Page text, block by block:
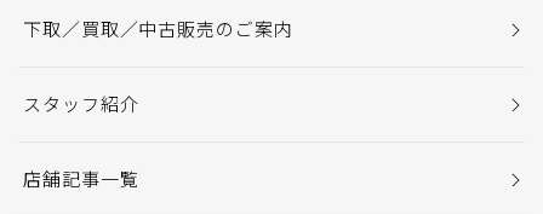
下取／買取／中古販売のご案内
スタッフ紹介
店舗記事一覧